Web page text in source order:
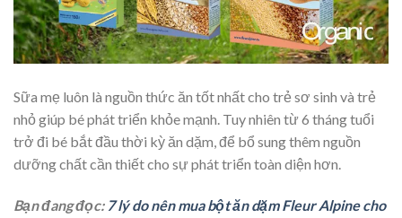
Sữa mẹ luôn là nguồn thức ăn tốt nhất cho trẻ sơ sinh và trẻ
nhỏ giúp bé phát triển khỏe mạnh. Tuy nhiên từ 6 tháng tuổi
trở đi bé bắt đầu thời kỳ ăn dặm, để bổ sung thêm nguồn
dưỡng chất cần thiết cho sự phát triển toàn diện hơn.
Bạn đang đọc: 7 lý do nên mua bột ăn dặm Fleur Alpine cho